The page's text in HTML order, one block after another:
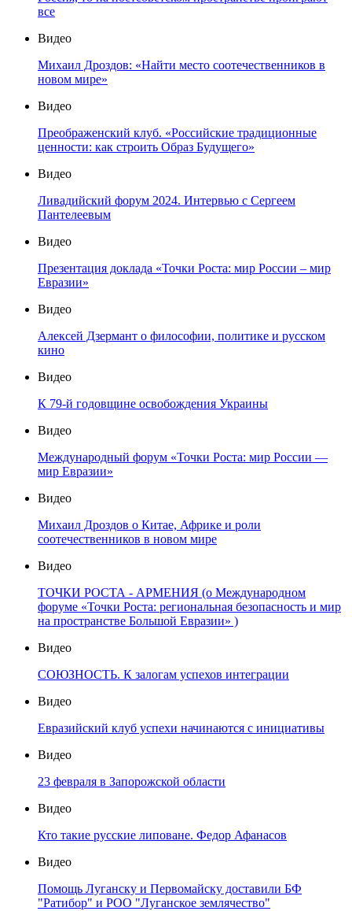
все
Видео
Михаил Дроздов: «Найти место соотечественников в
новом мире»
Видео
Преображенский клуб. «Российские традиционные
ценности: как строить Образ Будущего»
Видео
Ливадийский форум 2024. Интервью с Сергеем
Пантелеевым
Видео
Презентация доклада «Точки Роста: мир России – мир
Евразии»
Видео
Алексей Дзермант о философии, политике и русском
кино
Видео
К 79-й годовщине освобождения Украины
Видео
Международный форум «Точки Роста: мир России —
мир Евразии»
Видео
Михаил Дроздов о Китае, Африке и роли
соотечественников в новом мире
Видео
ТОЧКИ РОСТА - АРМЕНИЯ (о Международном
форуме «Точки Роста: региональная безопасность и мир
на пространстве Большой Евразии» )
Видео
СОЮЗНОСТЬ. К залогам успехов интеграции
Видео
Евразийский клуб успехи начинаются с инициативы
Видео
23 февраля в Запорожской области
Видео
Кто такие русские липоване. Федор Афанасов
Видео
Помощь Луганску и Первомайску доставили БФ
"Ратибор" и РОО "Луганское землячество"